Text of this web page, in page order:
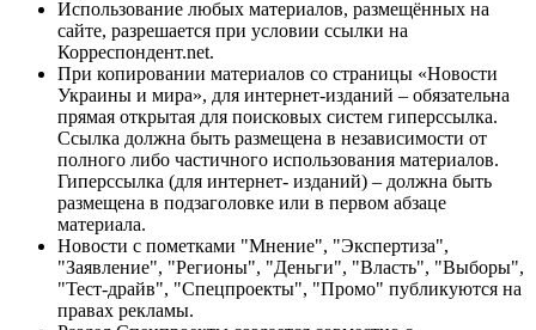
Использование любых материалов, размещённых на
сайте, разрешается при условии ссылки на
Корреспондент.net.
При копировании материалов со страницы «Новости
Украины и мира», для интернет-изданий – обязательна
прямая открытая для поисковых систем гиперссылка.
Ссылка должна быть размещена в независимости от
полного либо частичного использования материалов.
Гиперссылка (для интернет- изданий) – должна быть
размещена в подзаголовке или в первом абзаце
материала.
Новости с пометками "Мнение", "Экспертиза",
"Заявление", "Регионы", "Деньги", "Власть", "Выборы",
"Тест-драйв", "Спецпроекты", "Промо" публикуются на
правах рекламы.